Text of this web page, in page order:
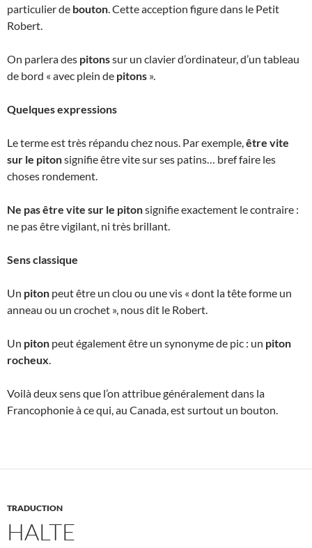
particulier de bouton. Cette acception figure dans le Petit
Robert.
On parlera des pitonssur un clavier d’ordinateur, d’un tableau
de bord « avec plein de pitons ».
Quelques expressions
Le terme est très répandu chez nous. Par exemple,être vite
sur le pitonsignifie être vite sur ses patins… bref faire les
choses rondement.
Ne pas être vite sur le pitonsignifie exactement le contraire :
ne pas être vigilant, ni très brillant.
Sens classique
Un piton peut être un clou ou une vis « dont la tête forme un
anneau ou un crochet », nous dit le Robert.
Un piton peut également être un synonyme de pic : un piton
rocheux.
Voilà deux sens que l’on attribue généralement dans la
Francophonie à ce qui, au Canada, est surtout un bouton.
TRADUCTION
HALTE